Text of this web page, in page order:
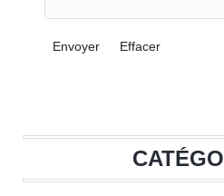
Envoyer Effacer